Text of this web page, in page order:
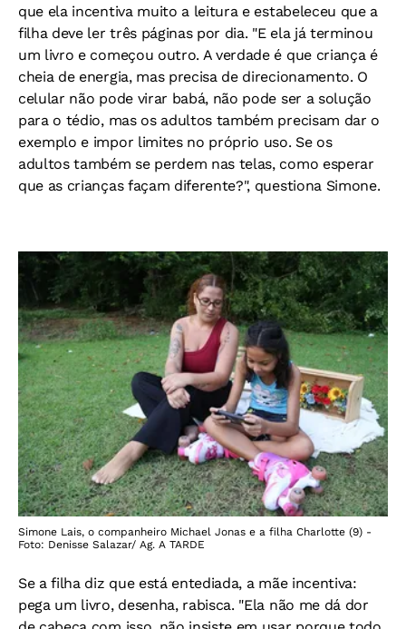
que ela incentiva muito a leitura e estabeleceu que a
filha deve ler três páginas por dia. "E ela já terminou
um livro e começou outro. A verdade é que criança é
cheia de energia, mas precisa de direcionamento. O
celular não pode virar babá, não pode ser a solução
para o tédio, mas os adultos também precisam dar o
exemplo e impor limites no próprio uso. Se os
adultos também se perdem nas telas, como esperar
que as crianças façam diferente?", questiona Simone.
Simone Lais, o companheiro Michael Jonas e a filha Charlotte (9) -
Foto: Denisse Salazar/ Ag. A TARDE
Se a filha diz que está entediada, a mãe incentiva:
pega um livro, desenha, rabisca. "Ela não me dá dor